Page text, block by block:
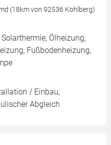
(18km von 92536 Kohlberg)
Ölheizung,
Fußbodenheizung,
/ Einbau,
Abgleich